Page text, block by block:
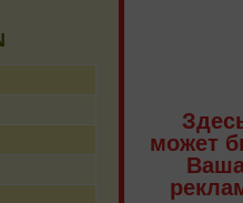
может